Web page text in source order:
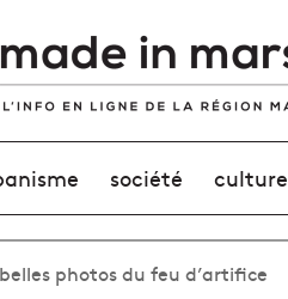
société culture
photos du feu d’artifice